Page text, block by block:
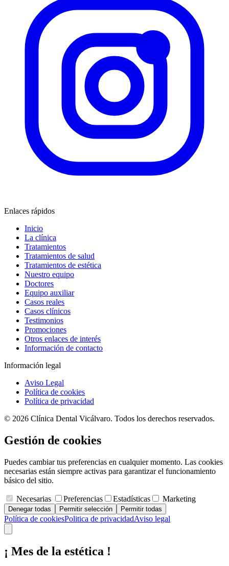
Enlaces rápidos
Inicio
La clínica
Tratamientos
Tratamientos de salud
Tratamientos de estética
Nuestro equipo
Doctores
Equipo auxiliar
Casos reales
Casos clínicos
Testimonios
Promociones
Otros enlaces de interés
Información de contacto
Información legal
Aviso Legal
Política de cookies
Política de privacidad
© 2026 Clínica Dental Vicálvaro. Todos los derechos reservados.
Gestión de cookies
Puedes cambiar tus preferencias en cualquier momento. Las cookies
necesarias están siempre activas para garantizar el funcionamiento
básico del sitio.
Necesarias Preferencias Estadísticas Marketing
Denegar todas Permitir selección Permitir todas
Política de cookiesPolitica de privacidadAviso legal
¡ Mes de la estética !